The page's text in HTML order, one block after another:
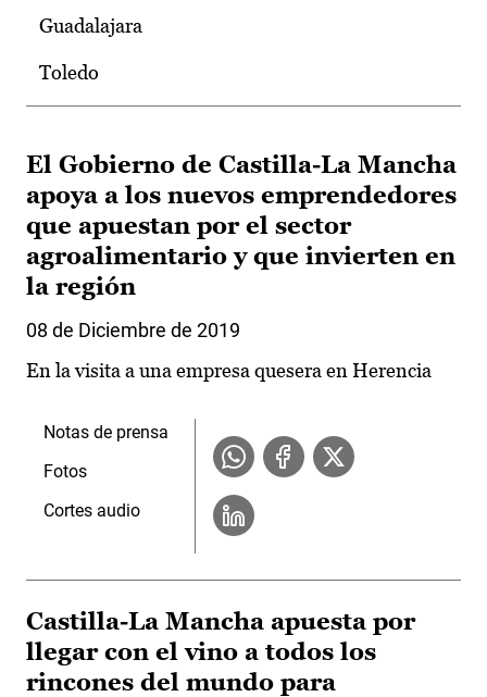
Guadalajara
Toledo
El Gobierno de Castilla-La Mancha
apoya a los nuevos emprendedores
que apuestan por el sector
agroalimentario y que invierten en
la región
08 de Diciembre de 2019
En la visita a una empresa quesera en Herencia
Notas de prensa
Fotos
Cortes audio
Castilla-La Mancha apuesta por
llegar con el vino a todos los
rincones del mundo para